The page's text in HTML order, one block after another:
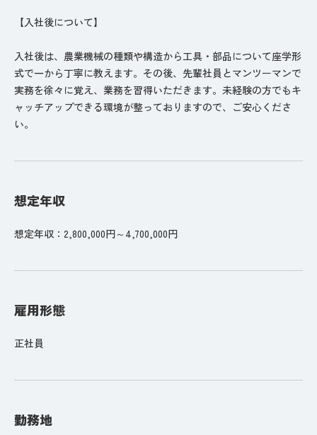
【入社後について】
入社後は、農業機械の種類や構造から工具・部品について座学形
式で一から丁寧に教えます。その後、先輩社員とマンツーマンで
実務を徐々に覚え、業務を習得いただきます。未経験の方でもキ
ャッチアップできる環境が整っておりますので、ご安心くださ
い。
想定年収
想定年収：2,800,000円～4,700,000円
雇用形態
正社員
勤務地